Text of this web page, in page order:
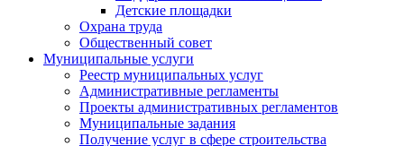
Детские площадки
Охрана труда
Общественный совет
Муниципальные услуги
Реестр муниципальных услуг
Административные регламенты
Проекты административных регламентов
Муниципальные задания
Получение услуг в сфере строительства